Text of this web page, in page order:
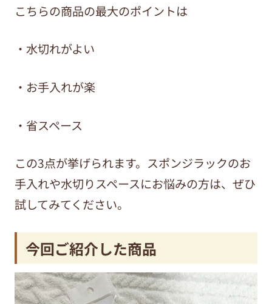
こちらの商品の最大のポイントは
・水切れがよい
・お手入れが楽
・省スペース
この3点が挙げられます。スポンジラックのお
手入れや水切りスペースにお悩みの方は、ぜひ
試してみてください。
今回ご紹介した商品